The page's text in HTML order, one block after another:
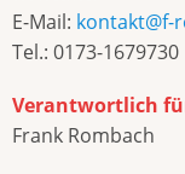
E-Mail: kontakt@f-
Tel.: 0173-1679730
Verantwortlich
Frank Rombach